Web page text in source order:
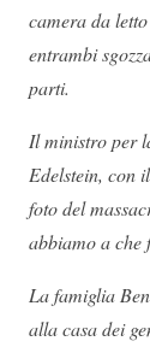
camera da
entrambi
parti.
Il ministro per
Edelstein, con
foto del
abbiamo a che
La famiglia
alla casa dei